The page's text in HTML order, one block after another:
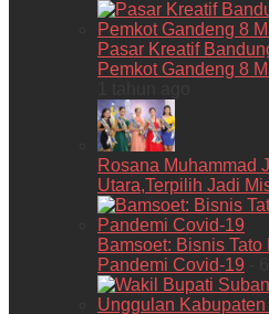
Pasar Kreatif
Pemkot Gandeng 8
Rosana Muhammad
Utara,Terpilih Jadi
Bamsoet: Bisnis
Pandemi Covid-19